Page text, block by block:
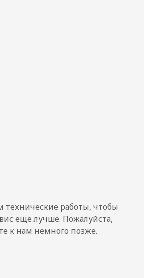
работы, чтобы
еще лучше. Пожалуйста,
к нам немного позже.